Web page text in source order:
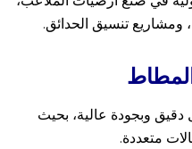
ومشاريع تنسيق الحدائق.
وبجودة عالية، بحيث
متعددة.